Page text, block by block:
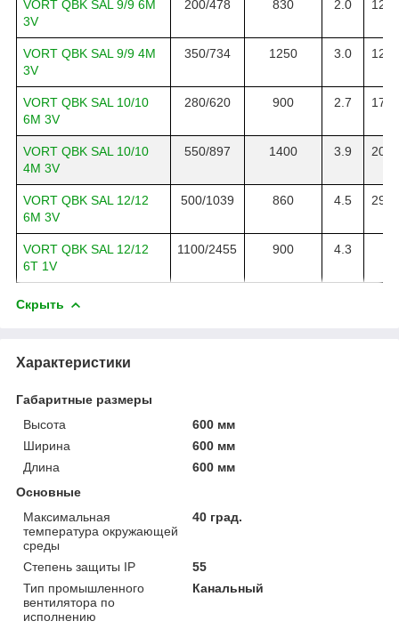
VORT QBK SAL 9/9 6M
3V
200/478 830 2.0
VORT QBK SAL 9/9 4M
3V
350/734 1250 3.0
VORT QBK SAL 10/10
6M 3V
280/620 900 2.7
VORT QBK SAL 10/10
4M 3V
550/897 1400 3.9
VORT QBK SAL 12/12
6M 3V
500/1039 860 4.5
VORT QBK SAL 12/12
6T 1V
1100/2455 900 4.3
Скрыть
Характеристики
Габаритные размеры
Высота
600 мм
Ширина
600 мм
Длина
600 мм
Основные
Максимальная
температура окружающей
среды
40 град.
Степень защиты IP
55
Тип промышленного
вентилятора по
исполнению
Канальный